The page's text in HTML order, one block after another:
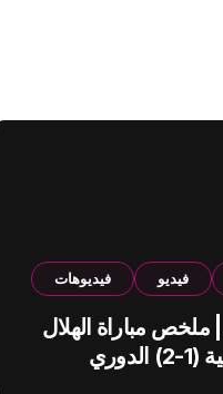
فيديو فيديوهات
| ملخص مباراة الهلال
والقادسية (1-2) الدوري